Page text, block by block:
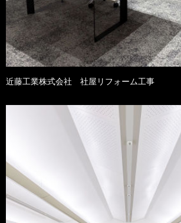
近藤工業株式会社 社屋リフォーム工事